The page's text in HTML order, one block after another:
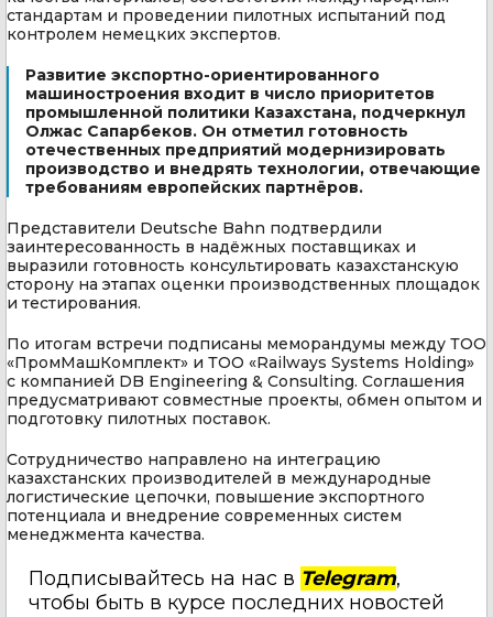
стандартам и проведении пилотных испытаний под
контролем немецких экспертов.
Развитие экспортно-ориентированного
машиностроения входит в число приоритетов
промышленной политики Казахстана, подчеркнул
Олжас Сапарбеков. Он отметил готовность
отечественных предприятий модернизировать
производство и внедрять технологии, отвечающие
требованиям европейских партнёров.
Представители Deutsche Bahn подтвердили
заинтересованность в надёжных поставщиках и
выразили готовность консультировать казахстанскую
сторону на этапах оценки производственных площадок
и тестирования.
По итогам встречи подписаны меморандумы между ТОО
«ПромМашКомплект» и ТОО «Railways Systems Holding»
с компанией DB Engineering & Consulting. Соглашения
предусматривают совместные проекты, обмен опытом и
подготовку пилотных поставок.
Сотрудничество направлено на интеграцию
казахстанских производителей в международные
логистические цепочки, повышение экспортного
потенциала и внедрение современных систем
менеджмента качества.
Подписывайтесь на нас в Telegram,
чтобы быть в курсе последних новостей